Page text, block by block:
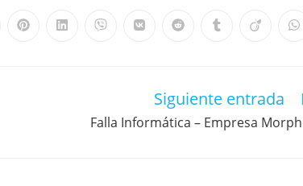
Siguiente entrada
Falla Informática – Empresa